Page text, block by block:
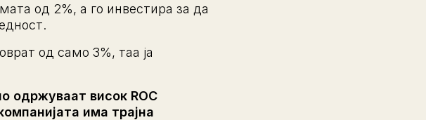
од 2%, а го инвестира за да
од само 3%, таа ја
одржуваат висок ROC
има трајна